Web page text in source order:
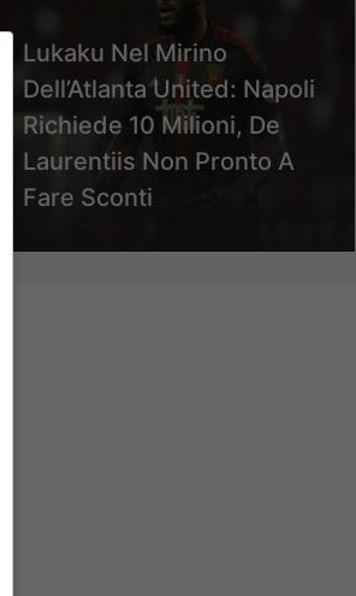
Lukaku Nel Mirino
Dell’Atlanta United: Napoli
Richiede 10 Milioni, De
Laurentiis Non Pronto A
Fare Sconti